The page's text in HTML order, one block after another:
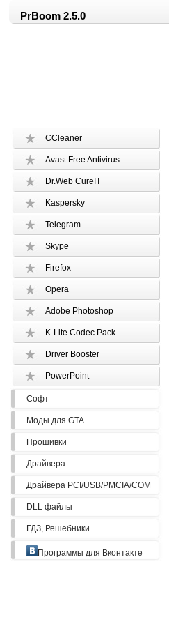
PrBoom 2.5.0
CCleaner
Avast Free Antivirus
Dr.Web CureIT
Kaspersky
Telegram
Skype
Firefox
Opera
Adobe Photoshop
K-Lite Codec Pack
Driver Booster
PowerPoint
Софт
Моды для GTA
Прошивки
Драйвера
Драйвера PCI/USB/PMCIA/COM
DLL файлы
ГДЗ, Решебники
Программы для Вконтакте